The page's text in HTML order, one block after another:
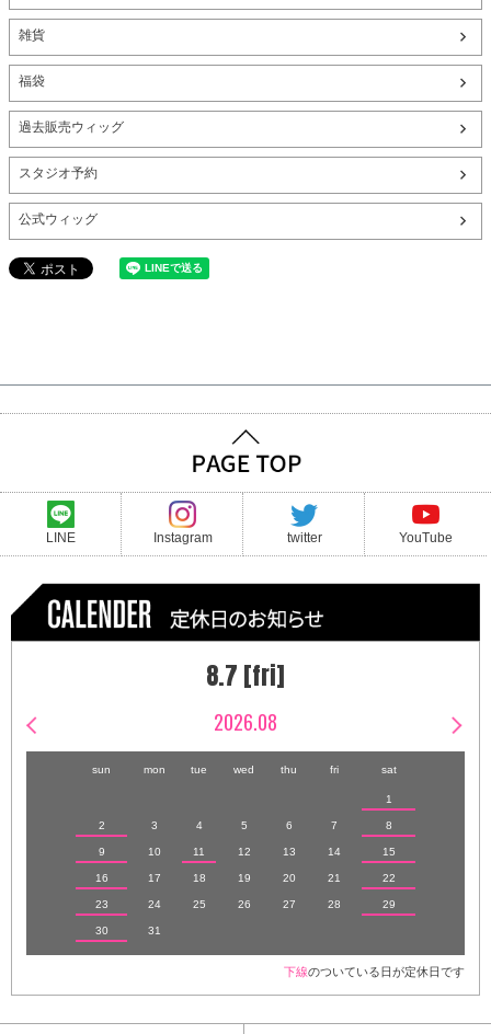
雑貨
福袋
過去販売ウィッグ
スタジオ予約
公式ウィッグ
LINE Instagram twitter YouTube
8.7 [fri]
2026.08
sun mon tue wed thu fri sat
1
2 3 4 5 6 7 8
9 10 11 12 13 14 15
16 17 18 19 20 21 22
23 24 25 26 27 28 29
30 31
下線のついている日が定休日です